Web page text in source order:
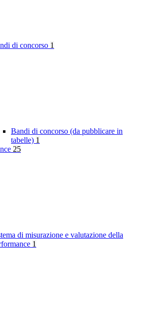
di concorso 1
Bandi di concorso (da pubblicare in
tabelle) 1
25
di misurazione e valutazione della
1